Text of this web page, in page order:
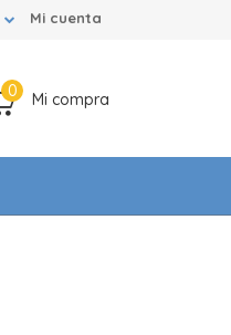
Mi cuenta
Mi compra
0